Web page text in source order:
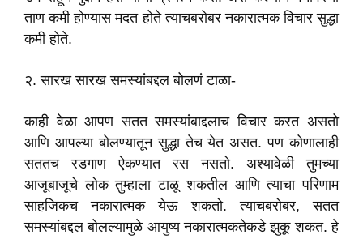
ताण कमी होण्यास मदत होते त्याचबरोबर नकारात्मक विचार सुद्धा
कमी होते.
२. सारख सारख समस्यांबद्दल बोलणं टाळा-
काही वेळा आपण सतत समस्यांबाद्दलाच विचार करत असतो
आणि आपल्या बोलण्यातून सुद्धा तेच येत असत. पण कोणालाही
सततच रडगाण ऐकण्यात रस नसतो. अश्यावेळी तुमच्या
आजूबाजूचे लोक तुम्हाला टाळू शकतील आणि त्याचा परिणाम
साहजिकच नकारात्मक येऊ शकतो. त्याचबरोबर, सतत
समस्यांबद्दल बोलल्यामुळे आयुष्य नकारात्मकतेकडे झुकू शकत. हे